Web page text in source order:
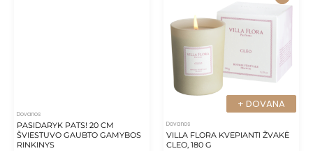
Dovanos
PASIDARYK PATS! 20 CM
ŠVIESTUVO GAUBTO GAMYBOS
RINKINYS
+ DOVANA
+ DOVANA
Dovanos
VILLA FLORA KVEPIANTI ŽVAKĖ
CLEO, 180 G